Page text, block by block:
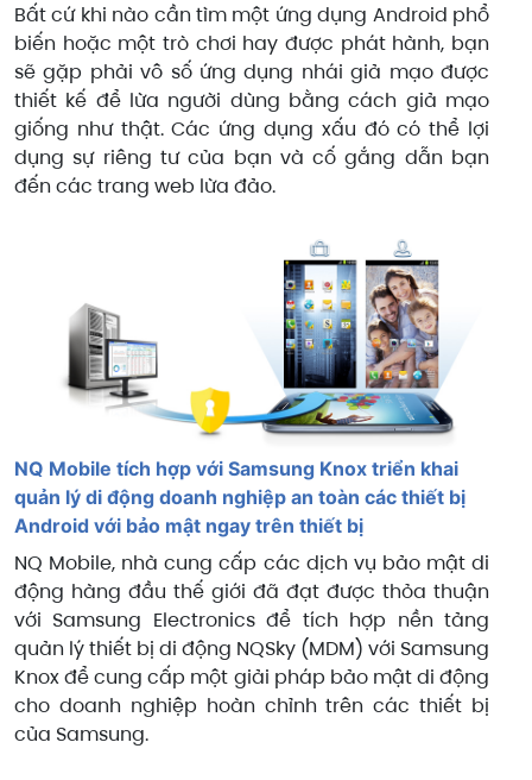
Bất cứ khi nào cần tìm một ứng dụng Android phổ
biến hoặc một trò chơi hay được phát hành, bạn
sẽ gặp phải vô số ứng dụng nhái giả mạo được
thiết kế để lừa người dùng bằng cách giả mạo
giống như thật. Các ứng dụng xấu đó có thể lợi
dụng sự riêng tư của bạn và cố gắng dẫn bạn
đến các trang web lừa đảo.
NQ Mobile tích hợp với Samsung Knox triển khai
quản lý di động doanh nghiệp an toàn các thiết bị
Android với bảo mật ngay trên thiết bị
NQ Mobile, nhà cung cấp các dịch vụ bảo mật di
động hàng đầu thế giới đã đạt được thỏa thuận
với Samsung Electronics để tích hợp nền tảng
quản lý thiết bị di động NQSky (MDM) với Samsung
Knox để cung cấp một giải pháp bảo mật di động
cho doanh nghiệp hoàn chỉnh trên các thiết bị
của Samsung.